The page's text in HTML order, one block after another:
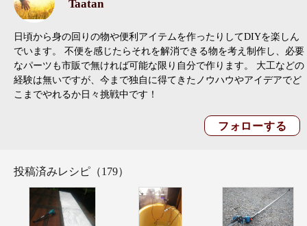
Taatan
日頃から身の回りの物や便利アイテムを作ったりしてDIYを楽しん
でいます。 不便を感じたらそれを解消できる物を考え制作し、必要
なパーツも市販で無ければ可能な限り自分で作ります。 大工などの
経験は無いですが、今まで独自に得てきたノウハウやアイデアでど
こまでやれるか日々挑戦中です！
投稿済みレシピ（179）